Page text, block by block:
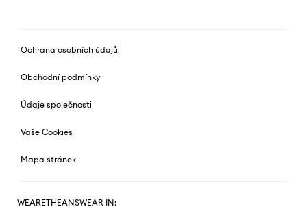
Ochrana osobních údajů
Obchodní podmínky
Údaje společnosti
Vaše Cookies
Mapa stránek
WEARETHEANSWEAR IN: